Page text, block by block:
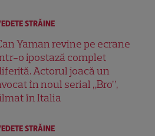
STRĂINE
Yaman revine pe ecrane
o ipostază complet
Actorul joacă un
în noul serial „Bro”,
în Italia
STRĂINE